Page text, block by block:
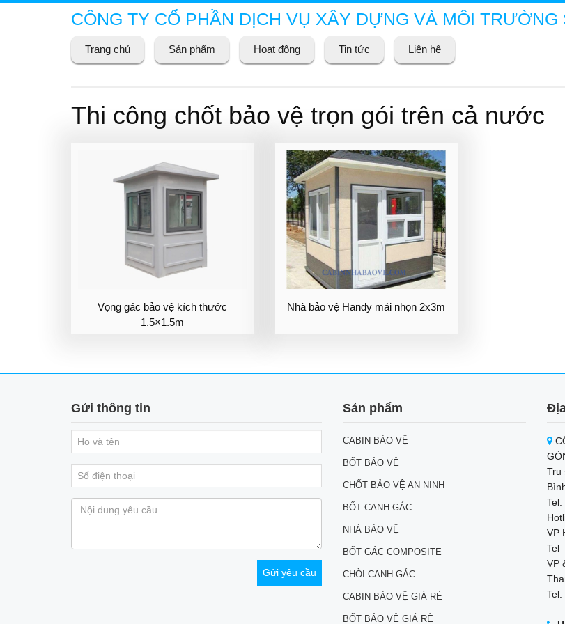
CÔNG TY CỔ PHẦN DỊCH VỤ XÂY DỰNG VÀ MÔI TRƯỜNG
Trang chủ Sản phẩm Hoạt động Tin tức Liên hệ
Thi công chốt bảo vệ trọn gói trên cả nước
Vọng gác bảo vệ kích thước
1.5×1.5m
Nhà bảo vệ Handy mái nhọn 2x3m
Gửi thông tin Sản phẩm
CABIN BẢO VỆ
BỐT BẢO VỆ
CHỐT BẢO VỆ AN NINH
BỐT CANH GÁC
NHÀ BẢO VỆ
BỐT GÁC COMPOSITE
CHÒI CANH GÁC
CABIN BẢO VỆ GIÁ RẺ
BỐT BẢO VỆ GIÁ RẺ
Trụ
VP
Tel
VP